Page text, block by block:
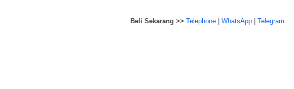
Beli Sekarang >> Telephone WhatsApp Telegram